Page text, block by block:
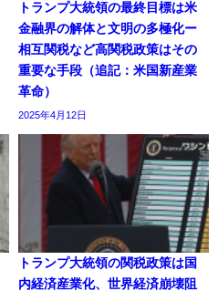
トランプ大統領の最終目標は米
金融界の解体と文明の多極化ー
相互関税など高関税政策はその
重要な手段（追記：米国新産業
革命）
2025年4月12日
トランプ大統領の関税政策は国
内経済産業化、世界経済崩壊阻